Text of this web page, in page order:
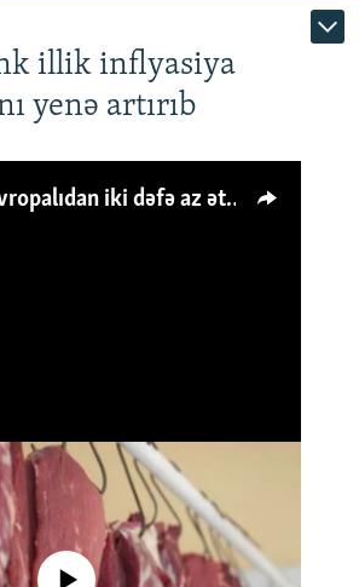
illik inflyasiya
yenə artırıb
Azərbaycanlı avropalıdan iki dəfə az ət yeyir, amma... 'Qiymət artımı qaçılmazdır'
currently available